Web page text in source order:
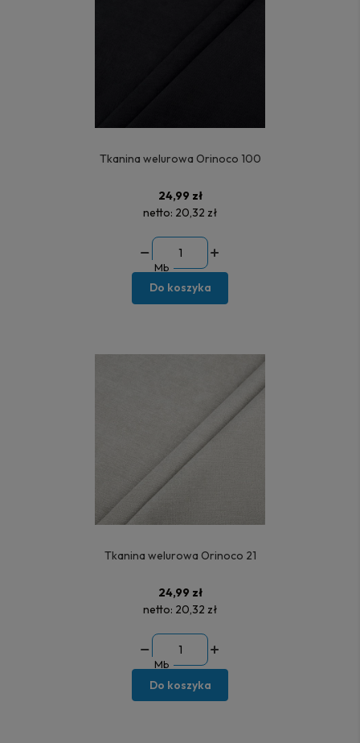
Tkanina welurowa Orinoco 100
24,99 zł
netto: 20,32 zł
Mb
Do koszyka
Tkanina welurowa Orinoco 21
24,99 zł
netto: 20,32 zł
Mb
Do koszyka